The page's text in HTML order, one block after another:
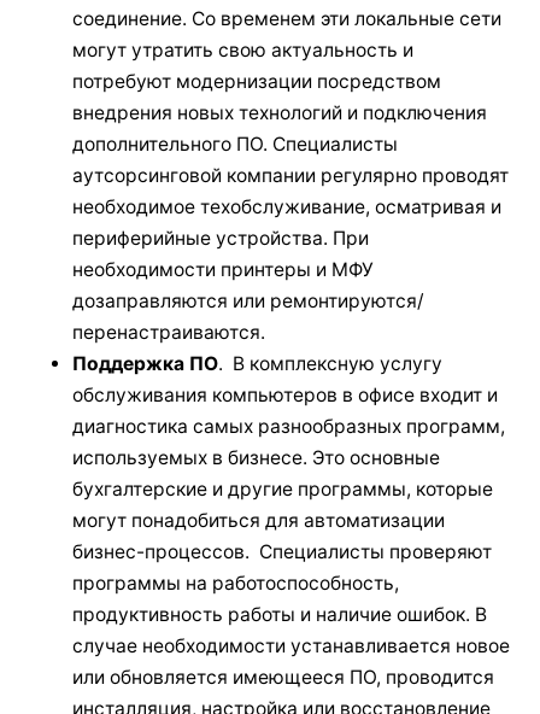
соединение. Со временем эти локальные сети
могут утратить свою актуальность и
потребуют модернизации посредством
внедрения новых технологий и подключения
дополнительного ПО. Специалисты
аутсорсинговой компании регулярно проводят
необходимое техобслуживание, осматривая и
периферийные устройства. При
необходимости принтеры и МФУ
дозаправляются или ремонтируются/
перенастраиваются.
Поддержка ПО. В комплексную услугу
обслуживания компьютеров в офисе входит и
диагностика самых разнообразных программ,
используемых в бизнесе. Это основные
бухгалтерские и другие программы, которые
могут понадобиться для автоматизации
бизнес-процессов. Специалисты проверяют
программы на работоспособность,
продуктивность работы и наличие ошибок. В
случае необходимости устанавливается новое
или обновляется имеющееся ПО, проводится
инсталляция, настройка или восстановление